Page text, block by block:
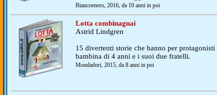
Biancoenero, 2016, da 10 anni in poi
Lotta combinaguai
Astrid Lindgren
15 divertenti storie che hanno per
bambina di 4 anni e i suoi due fratelli.
Mondadori, 2015, da 8 anni in poi